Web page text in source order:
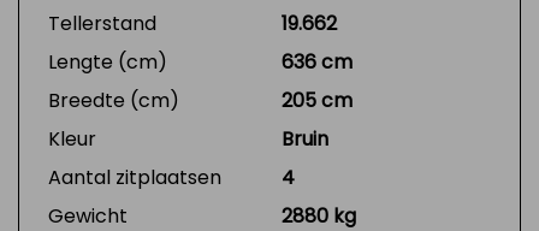
Tellerstand
19.662
Lengte (cm)
636 cm
Breedte (cm)
205 cm
Kleur
Bruin
Aantal zitplaatsen
4
Gewicht
2880 kg